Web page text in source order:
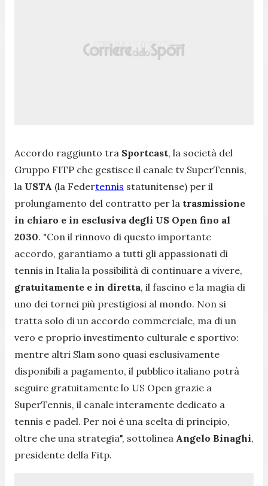
Accordo raggiunto tra Sportcast, la società del
Gruppo FITP che gestisce il canale tv SuperTennis,
la USTA (la Federtennis statunitense) per il
prolungamento del contratto per la trasmissione
in chiaro e in esclusiva degli US Open fino al
2030. "Con il rinnovo di questo importante
accordo, garantiamo a tutti gli appassionati di
tennis in Italia la possibilità di continuare a vivere,
gratuitamente e in diretta, il fascino e la magia di
uno dei tornei più prestigiosi al mondo. Non si
tratta solo di un accordo commerciale, ma di un
vero e proprio investimento culturale e sportivo:
mentre altri Slam sono quasi esclusivamente
disponibili a pagamento, il pubblico italiano potrà
seguire gratuitamente lo US Open grazie a
SuperTennis, il canale interamente dedicato a
tennis e padel. Per noi è una scelta di principio,
oltre che una strategia", sottolinea Angelo Binaghi,
presidente della Fitp.